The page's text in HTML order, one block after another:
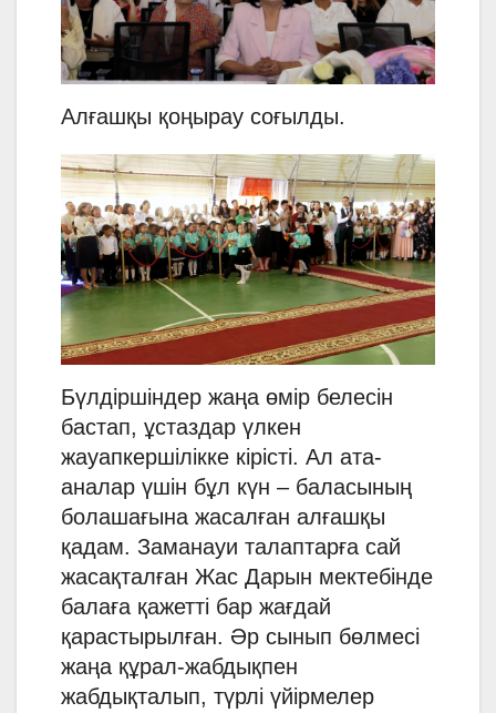
Алғашқы қоңырау соғылды.
Бүлдіршіндер жаңа өмір белесін
бастап, ұстаздар үлкен
жауапкершілікке кірісті. Ал ата-
аналар үшін бұл күн – баласының
болашағына жасалған алғашқы
қадам. Заманауи талаптарға сай
жасақталған Жас Дарын мектебінде
балаға қажетті бар жағдай
қарастырылған. Әр сынып бөлмесі
жаңа құрал-жабдықпен
жабдықталып, түрлі үйірмелер